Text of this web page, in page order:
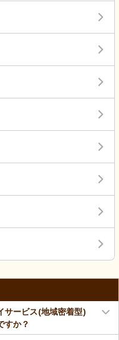
サービス(地域密着型)
すか？